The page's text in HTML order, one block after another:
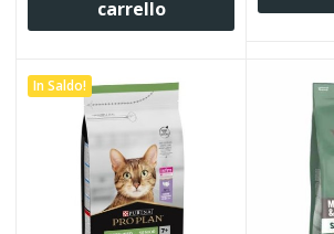
carrello
In Saldo!